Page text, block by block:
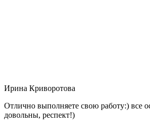
Ирина Криворотова
Отлично выполняете свою работу:) все
довольны, респект!)